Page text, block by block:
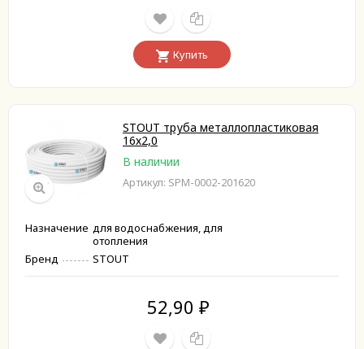
Купить
STOUT труба металлопластиковая
16х2,0
В наличии
Артикул: SPM-0002-201620
Назначение для водоснабжения, для
отопления
Бренд
STOUT
52,90 ₽